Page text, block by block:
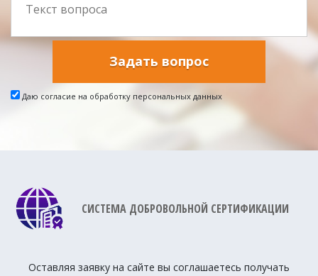
Задать вопрос
Даю согласие на обработку персональных данных
СИСТЕМА ДОБРОВОЛЬНОЙ СЕРТИФИКАЦИИ
Оставляя заявку на сайте вы соглашаетесь получать